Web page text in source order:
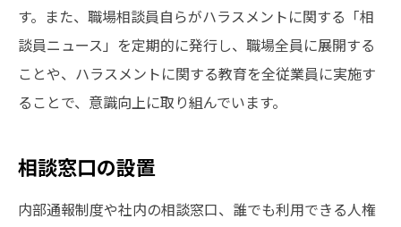
す。また、職場相談員自らがハラスメントに関する「相
談員ニュース」を定期的に発行し、職場全員に展開する
ことや、ハラスメントに関する教育を全従業員に実施す
ることで、意識向上に取り組んでいます。
相談窓口の設置
内部通報制度や社内の相談窓口、誰でも利用できる人権